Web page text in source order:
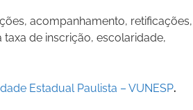
acompanhamento, retificações,
de inscrição, escolaridade,
Estadual Paulista – VUNESP.